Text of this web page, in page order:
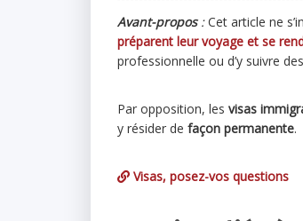
Avant-propos:Cet article ne
préparent leur voyage et se
professionnelle ou d’y suivre
Par opposition, les visas
y résider de façon permanente.
Visas, posez-vos questions